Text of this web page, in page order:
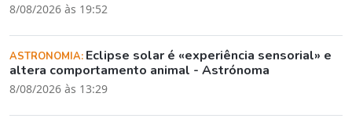
8/08/2026 às 19:52
ASTRONOMIA: Eclipse solar é «experiência sensorial» e
altera comportamento animal - Astrónoma
8/08/2026 às 13:29